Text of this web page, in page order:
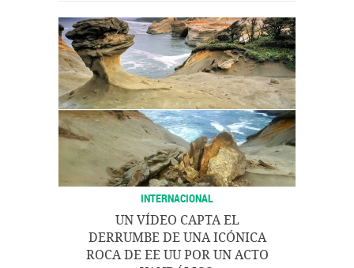
INTERNACIONAL
UN VÍDEO CAPTA EL
DERRUMBE DE UNA ICÓNICA
ROCA DE EE UU POR UN ACTO